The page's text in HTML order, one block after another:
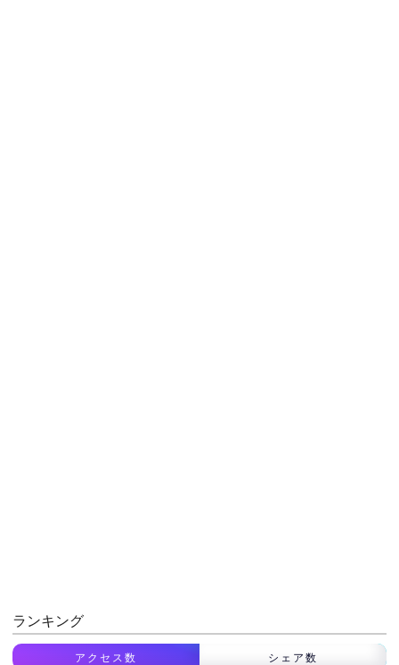
ランキング
アクセス数 シェア数